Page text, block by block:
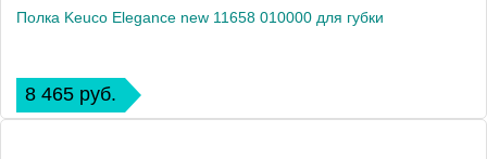
Полка Keuco Elegance new 11658 010000 для губки
8 465 руб.